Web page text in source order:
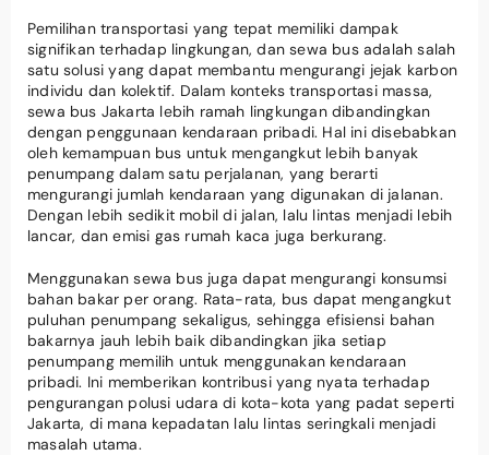
Pemilihan transportasi yang tepat memiliki dampak
signifikan terhadap lingkungan, dan sewa bus adalah salah
satu solusi yang dapat membantu mengurangi jejak karbon
individu dan kolektif. Dalam konteks transportasi massa,
sewa bus Jakarta lebih ramah lingkungan dibandingkan
dengan penggunaan kendaraan pribadi. Hal ini disebabkan
oleh kemampuan bus untuk mengangkut lebih banyak
penumpang dalam satu perjalanan, yang berarti
mengurangi jumlah kendaraan yang digunakan di jalanan.
Dengan lebih sedikit mobil di jalan, lalu lintas menjadi lebih
lancar, dan emisi gas rumah kaca juga berkurang.
Menggunakan sewa bus juga dapat mengurangi konsumsi
bahan bakar per orang. Rata-rata, bus dapat mengangkut
puluhan penumpang sekaligus, sehingga efisiensi bahan
bakarnya jauh lebih baik dibandingkan jika setiap
penumpang memilih untuk menggunakan kendaraan
pribadi. Ini memberikan kontribusi yang nyata terhadap
pengurangan polusi udara di kota-kota yang padat seperti
Jakarta, di mana kepadatan lalu lintas seringkali menjadi
masalah utama.